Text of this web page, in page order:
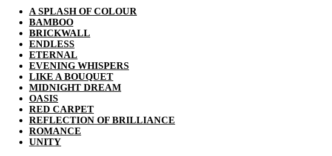
A SPLASH OF COLOUR
BAMBOO
BRICKWALL
ENDLESS
ETERNAL
EVENING WHISPERS
LIKE A BOUQUET
MIDNIGHT DREAM
OASIS
RED CARPET
REFLECTION OF BRILLIANCE
ROMANCE
UNITY